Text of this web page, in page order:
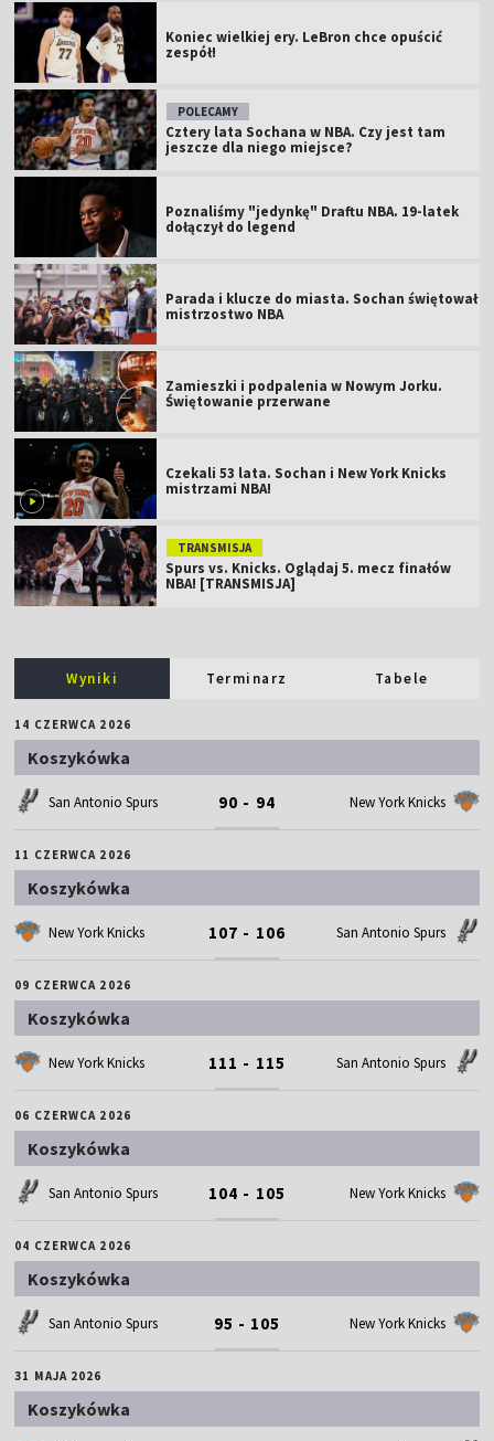
Koniec wielkiej ery. LeBron chce opuścić
zespół!
POLECAMY
Cztery lata Sochana w NBA. Czy jest tam
jeszcze dla niego miejsce?
Poznaliśmy "jedynkę" Draftu NBA. 19-latek
dołączył do legend
Parada i klucze do miasta. Sochan świętował
mistrzostwo NBA
Zamieszki i podpalenia w Nowym Jorku.
Świętowanie przerwane
Czekali 53 lata. Sochan i New York Knicks
mistrzami NBA!
TRANSMISJA
Spurs vs. Knicks. Oglądaj 5. mecz finałów
NBA! [TRANSMISJA]
Wyniki Terminarz Tabele
14 CZERWCA 2026
Koszykówka
San Antonio Spurs 90 - 94 New York Knicks
11 CZERWCA 2026
Koszykówka
New York Knicks 107 - 106 San Antonio Spurs
09 CZERWCA 2026
Koszykówka
New York Knicks 111 - 115 San Antonio Spurs
06 CZERWCA 2026
Koszykówka
San Antonio Spurs 104 - 105 New York Knicks
04 CZERWCA 2026
Koszykówka
San Antonio Spurs 95 - 105 New York Knicks
31 MAJA 2026
Koszykówka